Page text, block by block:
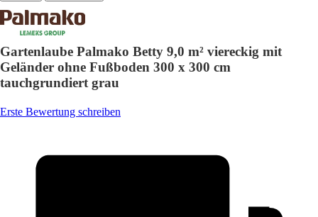
Gartenlaube Palmako Betty 9,0 m² viereckig mit
Geländer ohne Fußboden 300 x 300 cm
tauchgrundiert grau
Erste Bewertung schreiben